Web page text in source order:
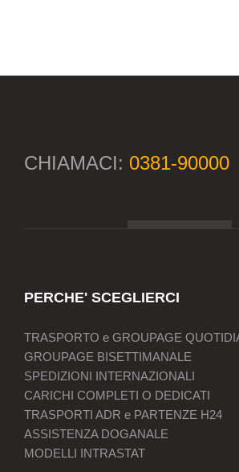
CHIAMACI: 0381-90000
PERCHE' SCEGLIERCI
TRASPORTO e GROUPAGE
GROUPAGE BISETTIMANALE
SPEDIZIONI INTERNAZIONALI
CARICHI COMPLETI O DEDICATI
TRASPORTI ADR e PARTENZE H24
ASSISTENZA DOGANALE
MODELLI INTRASTAT